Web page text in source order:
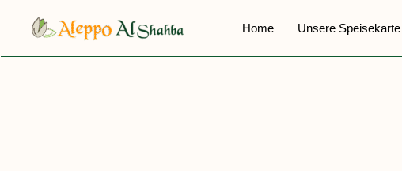
springen
Home Unsere Speisekarte